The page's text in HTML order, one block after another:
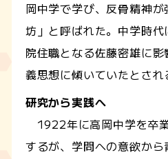
岡中学で学び、反骨精神
坊」と呼ばれた。中学時
院住職となる佐藤密雄に
義思想に傾いていたとされ
研究から実践へ
1922年に高岡中学を卒
するが、学問への意欲か